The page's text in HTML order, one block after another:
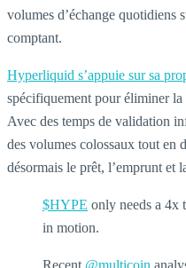
volumes d’échange quotidiens
comptant.
Hyperliquid s’appuie sur sa
spécifiquement pour éliminer la
Avec des temps de validation
des volumes colossaux tout en
désormais le prêt, l’emprunt et
$HYPE only needs a 4x
in motion.
Recent @multicoin